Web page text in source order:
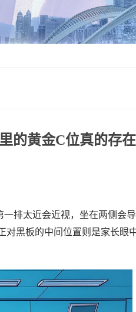
的黄金C位真的存在
排太近会近视，坐在两侧会
黑板的中间位置则是家长眼